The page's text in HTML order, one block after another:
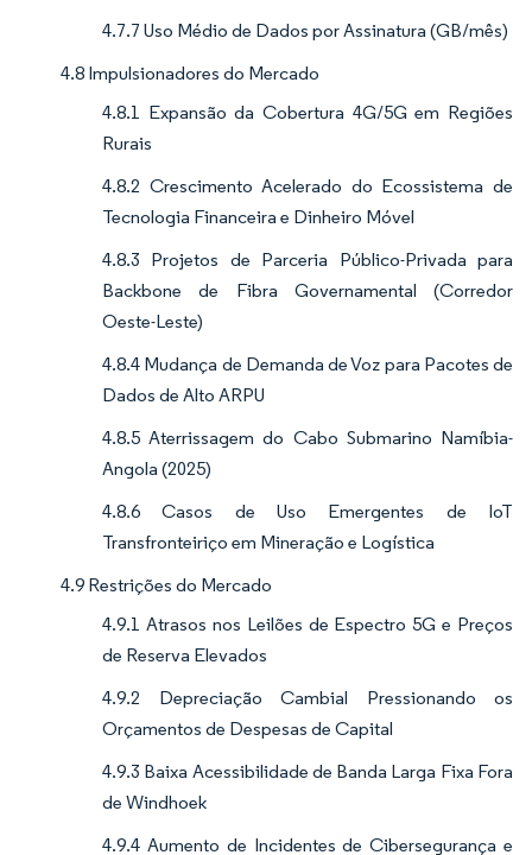
4.7.7 Uso Médio de Dados por Assinatura (GB/mês)
4.8 Impulsionadores do Mercado
4.8.1 Expansão da Cobertura 4G/5G em Regiões
Rurais
4.8.2 Crescimento Acelerado do Ecossistema de
Tecnologia Financeira e Dinheiro Móvel
4.8.3 Projetos de Parceria Público-Privada para
Backbone de Fibra Governamental (Corredor
Oeste-Leste)
4.8.4 Mudança de Demanda de Voz para Pacotes de
Dados de Alto ARPU
4.8.5 Aterrissagem do Cabo Submarino Namíbia-
Angola (2025)
4.8.6 Casos de Uso Emergentes de IoT
Transfronteiriço em Mineração e Logística
4.9 Restrições do Mercado
4.9.1 Atrasos nos Leilões de Espectro 5G e Preços
de Reserva Elevados
4.9.2 Depreciação Cambial Pressionando os
Orçamentos de Despesas de Capital
4.9.3 Baixa Acessibilidade de Banda Larga Fixa Fora
de Windhoek
4.9.4 Aumento de Incidentes de Cibersegurança e